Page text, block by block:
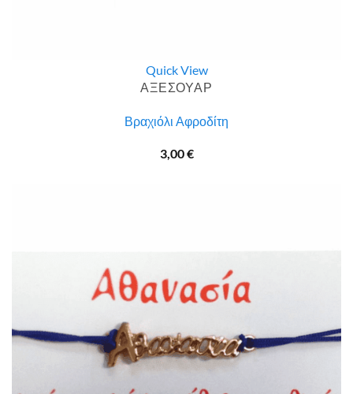
Quick View
ΑΞΕΣΟΥΑΡ
Βραχιόλι Αφροδίτη
3,00€